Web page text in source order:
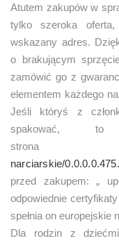
Atutem zakupów w
tylko szeroka
wskazany adres.
o brakującym
zamówić go z
elementem każdego
Jeśli któryś z
spakować,
narciarskie/
przed zakupem: „
odpowiednie
spełnia on europejskie
Dla rodzin z